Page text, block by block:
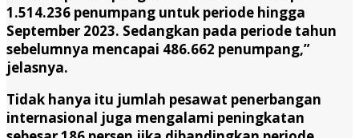
1.514.236 penumpang untuk periode hingga
September 2023. Sedangkan pada periode tahun
sebelumnya mencapai 486.662 penumpang,”
jelasnya.
Tidak hanya itu jumlah pesawat penerbangan
internasional juga mengalami peningkatan